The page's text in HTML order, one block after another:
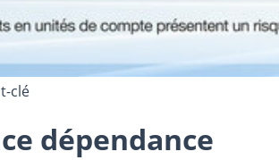
clé
dépendance